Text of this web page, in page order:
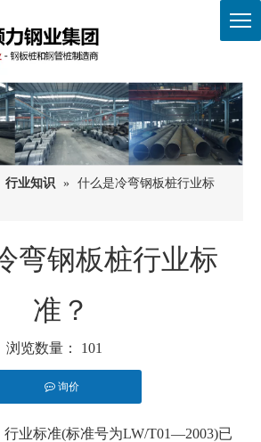
行业知识 » 什么是冷弯钢板桩行业标
弯钢板桩行业标
准？
浏览数量： 101
询价
业标准(标准号为LW/T01—2003)已